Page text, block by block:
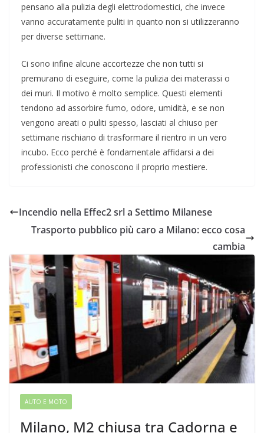
pensano alla pulizia degli elettrodomestici, che invece
vanno accuratamente puliti in quanto non si utilizzeranno
per diverse settimane.
Ci sono infine alcune accortezze che non tutti si
premurano di eseguire, come la pulizia dei materassi o
dei muri. Il motivo è molto semplice. Questi elementi
tendono ad assorbire fumo, odore, umidità, e se non
vengono areati o puliti spesso, lasciati al chiuso per
settimane rischiano di trasformare il rientro in un vero
incubo. Ecco perché è fondamentale affidarsi a dei
professionisti che conoscono il proprio mestiere.
Incendio nella Effec2 srl a Settimo Milanese
Trasporto pubblico più caro a Milano: ecco cosa
cambia
AUTO E MOTO
Milano, M2 chiusa tra Cadorna e